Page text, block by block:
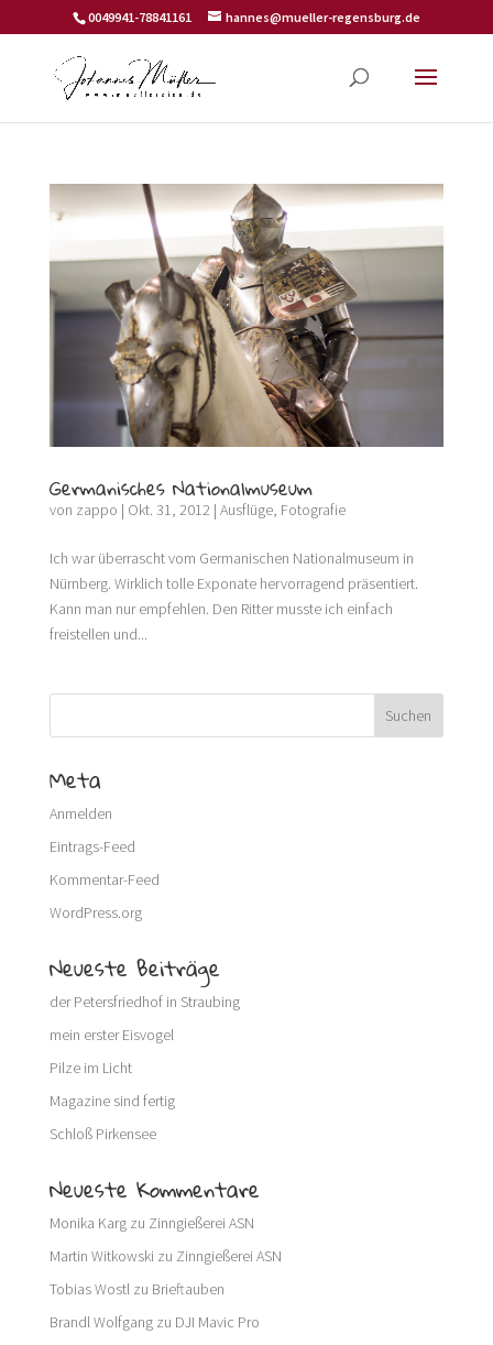
0049941-78841161 hannes@mueller-regensburg.de
Germanisches Nationalmuseum
von zappo | Okt. 31, 2012| Ausflüge, Fotografie
Ich war überrascht vom Germanischen Nationalmuseum in
Nürnberg. Wirklich tolle Exponate hervorragend präsentiert.
Kann man nur empfehlen. Den Ritter musste ich einfach
freistellen und...
Meta
Anmelden
Eintrags-Feed
Kommentar-Feed
WordPress.org
Neueste Beiträge
der Petersfriedhof in Straubing
mein erster Eisvogel
Pilze im Licht
Magazine sind fertig
Schloß Pirkensee
Neueste Kommentare
Monika Kargzu Zinngießerei ASN
Martin Witkowski zu Zinngießerei ASN
Tobias Wostlzu Brieftauben
Brandl Wolfgangzu DJI Mavic Pro